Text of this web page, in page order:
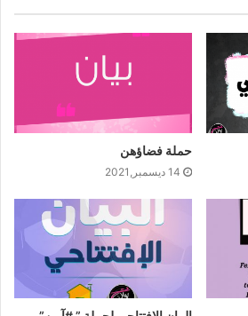
حملة فضاؤهن
14 ديسمبر,2021